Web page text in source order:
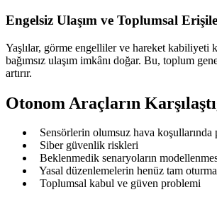
Engelsiz Ulaşım ve Toplumsal
Yaşlılar, görme engelliler ve hareket kabiliyeti
bağımsız ulaşım imkânı doğar. Bu, toplum
artırır.
Otonom Araçların
Sensörlerin olumsuz hava koşullarında
Siber güvenlik riskleri
Beklenmedik senaryoların
Yasal düzenlemelerin henüz tam
Toplumsal kabul ve güven problemi